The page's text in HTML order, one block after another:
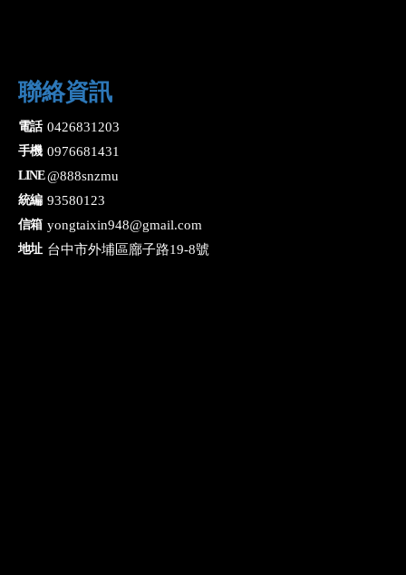
聯絡資訊
0426831203
0976681431
@888snzmu
93580123
yongtaixin948@gmail.com
台中市外埔區廍子路19-8號